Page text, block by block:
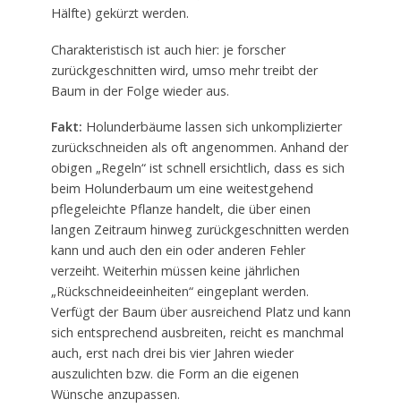
Hälfte) gekürzt werden.
Charakteristisch ist auch hier: je forscher
zurückgeschnitten wird, umso mehr treibt der
Baum in der Folge wieder aus.
Fakt: Holunderbäume lassen sich unkomplizierter
zurückschneiden als oft angenommen. Anhand der
obigen „Regeln“ ist schnell ersichtlich, dass es sich
beim Holunderbaum um eine weitestgehend
pflegeleichte Pflanze handelt, die über einen
langen Zeitraum hinweg zurückgeschnitten werden
kann und auch den ein oder anderen Fehler
verzeiht. Weiterhin müssen keine jährlichen
„Rückschneideeinheiten“ eingeplant werden.
Verfügt der Baum über ausreichend Platz und kann
sich entsprechend ausbreiten, reicht es manchmal
auch, erst nach drei bis vier Jahren wieder
auszulichten bzw. die Form an die eigenen
Wünsche anzupassen.